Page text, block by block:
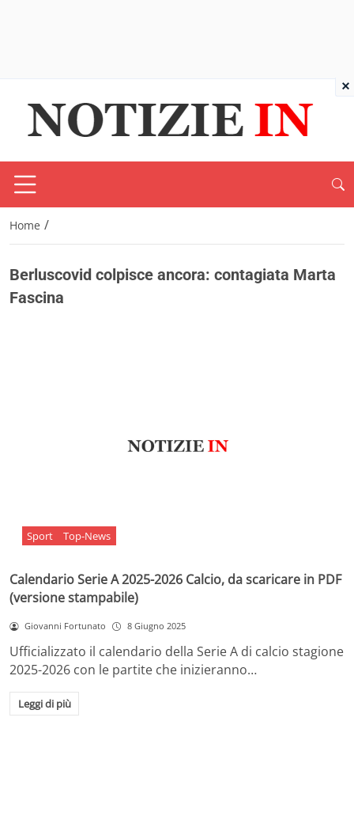
Home /
Berluscovid colpisce ancora: contagiata Marta
Fascina
Sport Top-News
Calendario Serie A 2025-2026 Calcio, da scaricare in PDF
(versione stampabile)
Giovanni Fortunato 8 Giugno 2025
Ufficializzato il calendario della Serie A di calcio stagione
2025-2026 con le partite che inizieranno…
Leggi di più
×